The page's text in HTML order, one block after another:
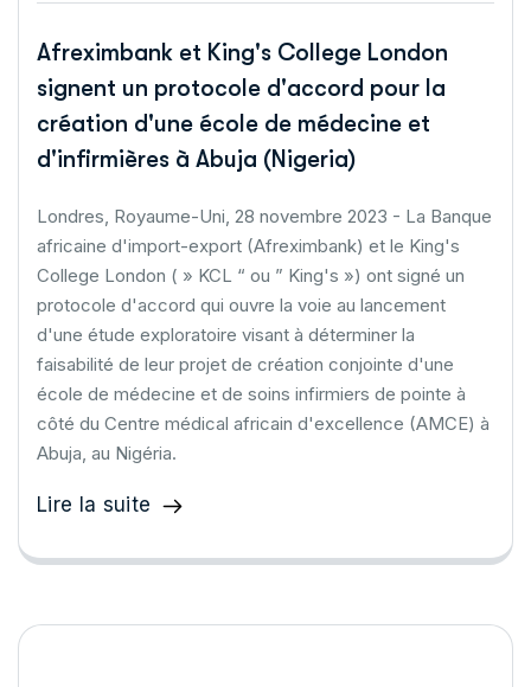
Afreximbank et King's College London
signent un protocole d'accord pour la
création d'une école de médecine et
d'infirmières à Abuja (Nigeria)
Londres, Royaume-Uni, 28 novembre 2023 - La Banque
africaine d'import-export (Afreximbank) et le King's
College London ( » KCL “ ou ” King's ») ont signé un
protocole d'accord qui ouvre la voie au lancement
d'une étude exploratoire visant à déterminer la
faisabilité de leur projet de création conjointe d'une
école de médecine et de soins infirmiers de pointe à
côté du Centre médical africain d'excellence (AMCE) à
Abuja, au Nigéria.
Lire la suite